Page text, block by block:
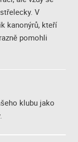
V
kanonýrů, kteří
pomohli
klubu jako